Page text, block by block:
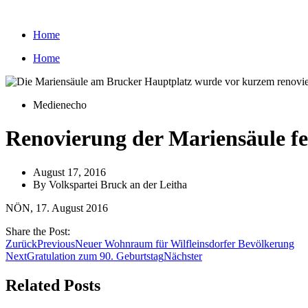
wechselnHome
Home
Medienecho
Renovierung der Mariensäule
August 17, 2016
By Volkspartei Bruck an der Leitha
NÖN, 17. August 2016
Share the Post:
ZurückPreviousNeuer Wohnraum für Wilfleinsdorfer Bevölkerung
NextGratulation zum 90. GeburtstagNächster
Related Posts